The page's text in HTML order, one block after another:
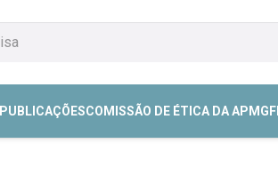
PUBLICAÇÕESCOMISSÃO DE ÉTICA DA APMGF